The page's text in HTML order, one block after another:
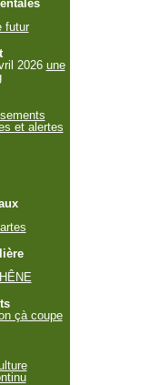
futur
2026 une
et alertes
çà coupe